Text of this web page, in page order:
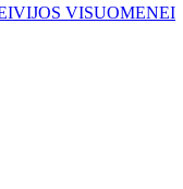
VISUOMENEI